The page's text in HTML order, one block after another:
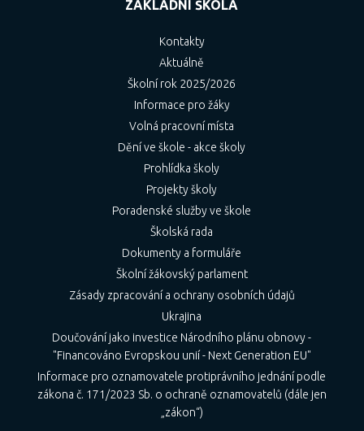
ZÁKLADNÍ ŠKOLA
Kontakty
Aktuálně
Školní rok 2025/2026
Informace pro žáky
Volná pracovní místa
Dění ve škole - akce školy
Prohlídka školy
Projekty školy
Poradenské služby ve škole
Školská rada
Dokumenty a formuláře
Školní žákovský parlament
Zásady zpracování a ochrany osobních údajů
Ukrajina
Doučování jako investice Národního plánu obnovy -
"Financováno Evropskou unií - Next Generation EU"
Informace pro oznamovatele protiprávního jednání podle
zákona č. 171/2023 Sb. o ochraně oznamovatelů (dále jen
„zákon“)